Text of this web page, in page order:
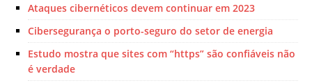
Ataques cibernéticos devem continuar em 2023
Cibersegurança o porto-seguro do setor de energia
Estudo mostra que sites com “https” são confiáveis não
é verdade